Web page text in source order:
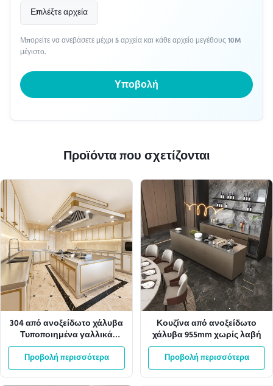
Επιλέξτε αρχεία
Μπορείτε να ανεβάσετε μέχρι 5 αρχεία και κάθε αρχείο μεγέθους 10M
μέγιστο.
Υποβολή
Προϊόντα που σχετίζονται
304 από ανοξείδωτο χάλυβα
Τυποποιημένα γαλλικά
ντουλάπια κουζίνας με
μεγάλη αποθήκευση
Προβολή περισσότερα
Κουζίνα από ανοξείδωτο
χάλυβα 955mm χωρίς λαβή
Προβολή περισσότερα